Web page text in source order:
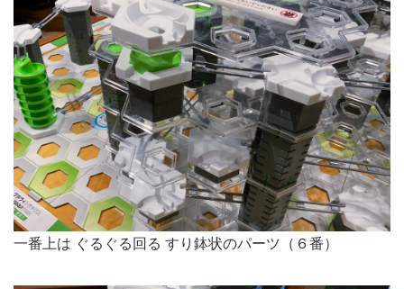
一番上は ぐるぐる回る すり鉢状のパーツ（６番）